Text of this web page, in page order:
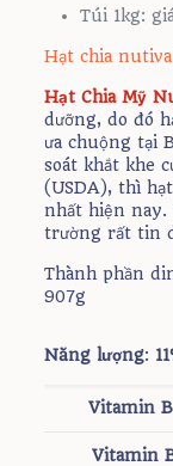
Túi 1kg:
Hạt chia
Hạt Chia Mỹ
dưỡng, do đó
ưa chuộng tại
soát khắt khe
(USDA), thì
nhất hiện
trường rất tin
Thành phần
907g
Năng lượng:
Vitamin
Vitamin